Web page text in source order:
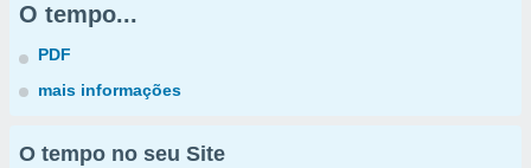
O tempo...
PDF
mais informações
O tempo no seu Site